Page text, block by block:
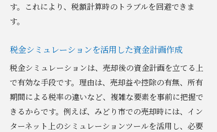
す。これにより、税額計算時のトラブルを回避できま
す。
税金シミュレーションを活用した資金計画作成
税金シミュレーションは、売却後の資金計画を立てる上
で有効な手段です。理由は、売却益や控除の有無、所有
期間による税率の違いなど、複雑な要素を事前に把握で
きるからです。例えば、みどり市での売却時には、イン
ターネット上のシミュレーションツールを活用し、必要